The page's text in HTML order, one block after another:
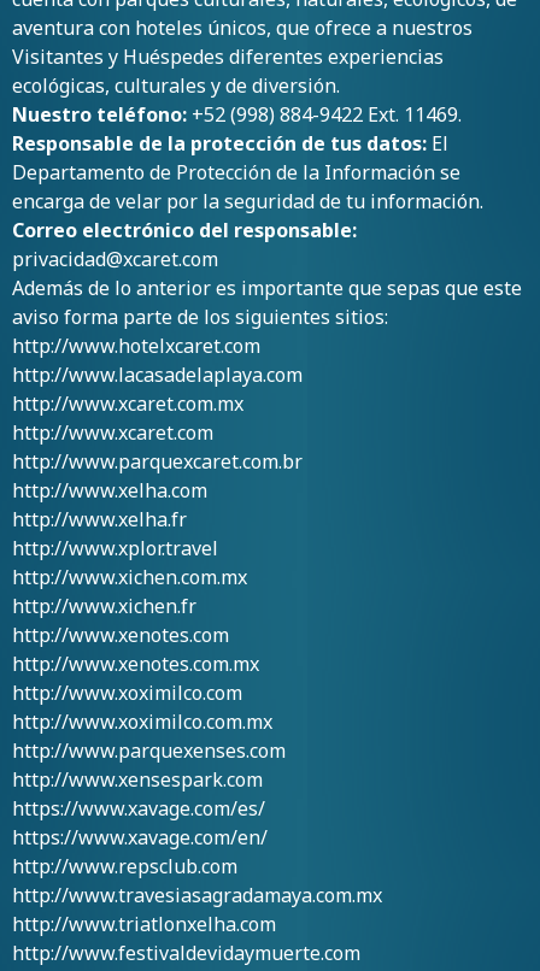
aventura con hoteles únicos, que ofrece a nuestros
Visitantes y Huéspedes diferentes experiencias
ecológicas, culturales y de diversión.
Nuestro teléfono:+52 (998) 884-9422 Ext. 11469.
Responsable de la protección de tus datos:El
Departamento de Protección de la Información se
encarga de velar por la seguridad de tu información.
Correo electrónico del responsable:
privacidad@xcaret.com
Además de lo anterior es importante que sepas que este
aviso forma parte de los siguientes sitios:
http://www.hotelxcaret.com
http://www.lacasadelaplaya.com
http://www.xcaret.com.mx
http://www.xcaret.com
http://www.parquexcaret.com.br
http://www.xelha.com
http://www.xelha.fr
http://www.xplor.travel
http://www.xichen.com.mx
http://www.xichen.fr
http://www.xenotes.com
http://www.xenotes.com.mx
http://www.xoximilco.com
http://www.xoximilco.com.mx
http://www.parquexenses.com
http://www.xensespark.com
https://www.xavage.com/es/
https://www.xavage.com/en/
http://www.repsclub.com
http://www.travesiasagradamaya.com.mx
http://www.triatlonxelha.com
http://www.festivaldevidaymuerte.com